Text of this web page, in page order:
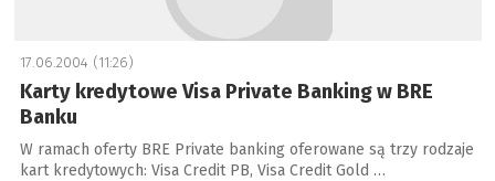
17.06.2004 (11:26)
Karty kredytowe Visa Private Banking w BRE
Banku
W ramach oferty BRE Private banking oferowane są trzy rodzaje
kart kredytowych: Visa Credit PB, Visa Credit Gold …